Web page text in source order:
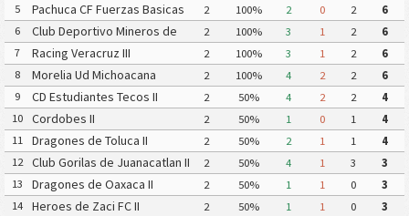
5
Pachuca CF Fuerzas Basicas
Pachuca CF III
2 100% 2 0 2
6
6
Club Deportivo Mineros de
Zacatecas II
2 100% 3 1 2
6
7
Racing Veracruz III 2 100% 3 1 2
6
8
Morelia Ud Michoacana 2 100% 4 2 2
6
9
CD Estudiantes Tecos II 2 50% 4 2 2
4
10
Cordobes II 2 50% 1 0 1
4
11
Dragones de Toluca II 2 50% 2 1 1
4
12
Club Gorilas de Juanacatlan II 2 50% 4 1 3
3
13
Dragones de Oaxaca II 2 50% 1 1 0
3
14
Heroes de Zaci FC II 2 50% 1 1 0
3